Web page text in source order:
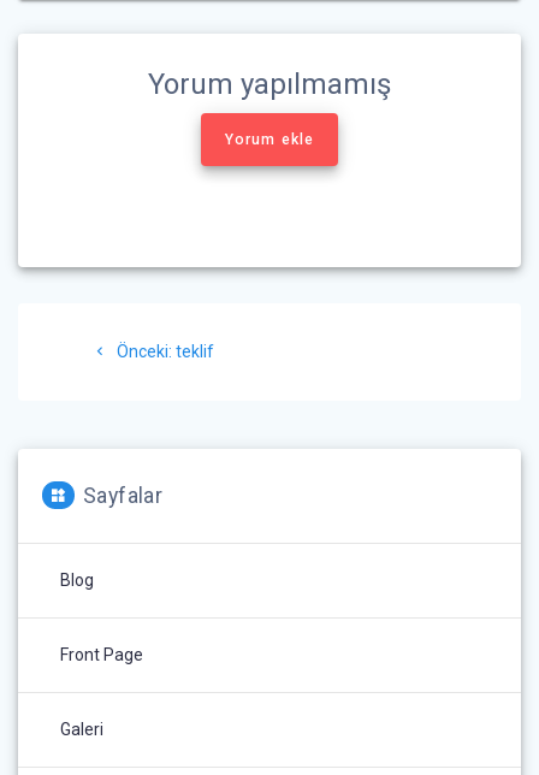
Yorum yapılmamış
Yorum ekle
Önceki: Önceki
teklif
Sayfalar
Blog
Front Page
Galeri